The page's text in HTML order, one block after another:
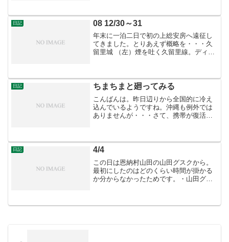
活気がありました。...
日記 08 12/30～31
年末に一泊二日で初の上総安房へ遠征し
てきました。とりあえず概略を・・・久
留里城 （左）煙を吐く久留里線。ディー
る人がいたり・・・（右）城跡内。薬師
曲輪にある里見北条古戦...
日記 ちまちまと廻ってみる
こんばんは。昨日辺りから全国的に冷え
込んでいるようですね。沖縄も例外では
ありませんが・・・さて、携帯が復活し
てもらいましたので早速行...
日記 4/4
この日は恩納村山田の山田グスクから。
最初にしたのはどのくらい時間が掛かる
か分からなかったためです。・山田グス